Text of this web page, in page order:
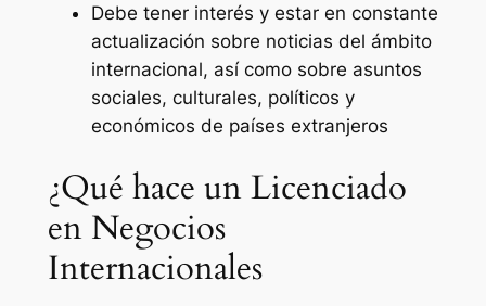
Debe tener interés y estar en constante
actualización sobre noticias del ámbito
internacional, así como sobre asuntos
sociales, culturales, políticos y
económicos de países extranjeros
¿Qué hace un Licenciado
en Negocios
Internacionales